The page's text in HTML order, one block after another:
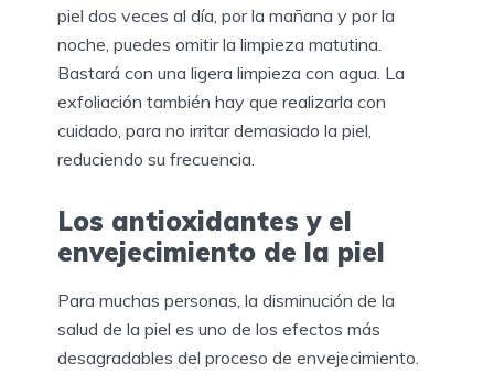
piel dos veces al día, por la mañana y por la
noche, puedes omitir la limpieza matutina.
Bastará con una ligera limpieza con agua. La
exfoliación también hay que realizarla con
cuidado, para no irritar demasiado la piel,
reduciendo su frecuencia.
Los antioxidantes y el
envejecimiento de la piel
Para muchas personas, la disminución de la
salud de la piel es uno de los efectos más
desagradables del proceso de envejecimiento.